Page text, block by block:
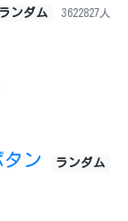
ランダム 3622827人
ン ランダム